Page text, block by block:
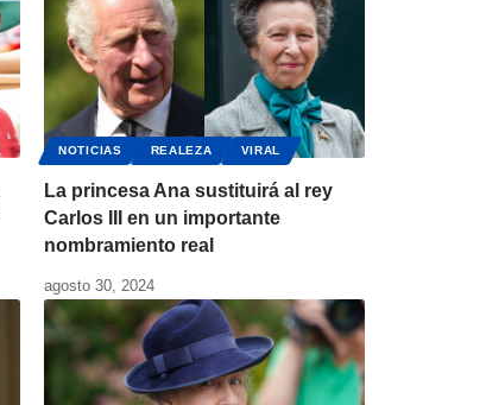
NOTICIAS REALEZA VIRAL
La princesa Ana sustituirá al rey
Carlos III en un importante
nombramiento real
agosto 30, 2024